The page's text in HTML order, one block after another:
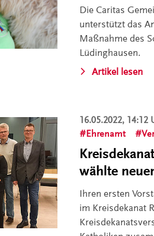
Die Caritas
unterstützt das
Maßnahme des
Lüdinghausen.
Artikel lesen
16.05.2022, 14:12
Ehrenamt
wählte
Ihren ersten
im Kreisdekanat